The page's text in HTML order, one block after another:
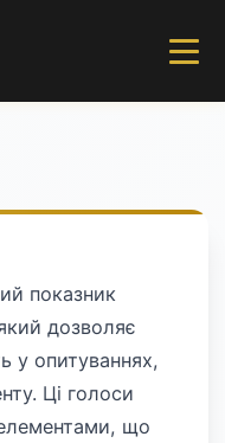
показник
дозволяє
у опитуваннях,
Ці голоси
що